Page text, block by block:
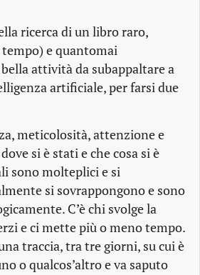
ricerca di un libro raro,
e quantomai
attività da subappaltare a
artificiale, per farsi due
meticolosità, attenzione e
si è stati e che cosa si è
sono molteplici e si
si sovrappongono e sono
C’è chi svolge la
e ci mette più o meno tempo.
traccia, tra tre giorni, su cui è
o qualcos’altro e va saputo